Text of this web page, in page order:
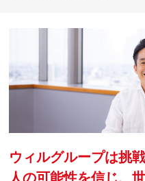
ウィルグループは挑戦
人の可能性を信じ、